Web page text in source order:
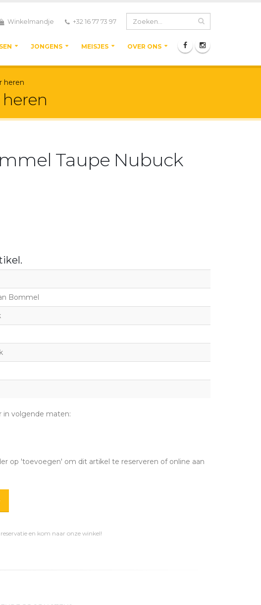
Winkelmandje +32 16 77 73 97
JONGENS MEISJES OVER ONS
heren
Taupe Nubuck
Bommel
in volgende maten:
op 'toevoegen' om dit artikel te reserveren of online aan
en kom naar onze winkel!